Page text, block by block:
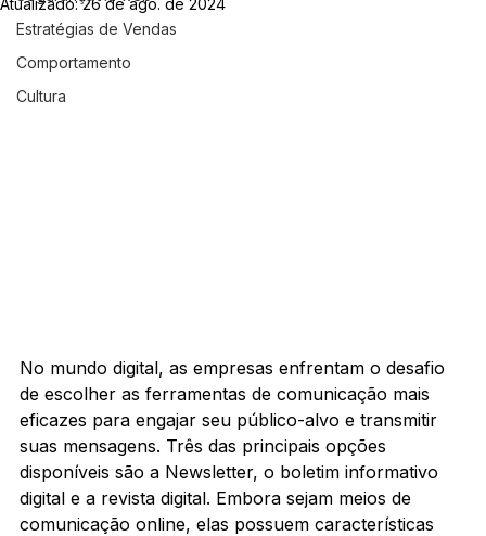
Estratégias de Vendas
Comportamento
Cultura
Atualizado:26 de ago. de 2024
No mundo digital, as empresas enfrentam o desafio
de escolher as ferramentas de comunicação mais
eficazes para engajar seu público-alvo e transmitir
suas mensagens. Três das principais opções
disponíveis são a Newsletter, o boletim informativo
digital e a revista digital. Embora sejam meios de
comunicação online, elas possuem características